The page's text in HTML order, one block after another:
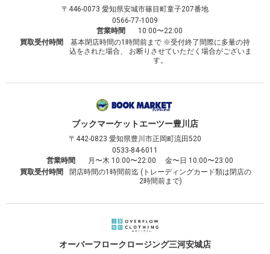
〒446-0073 愛知県安城市篠目町童子207番地
0566-77-1009
営業時間
10:00〜22:00
買取受付時間
基本閉店時間の1時間前まで ※受付終了間際に多量の持
込をされた場合、 お断りさせていただく場合がございま
す。
ブックマーケットエーツー豊川店
〒442-0823 愛知県豊川市正岡町流田520
0533-84-6011
営業時間
月〜木 10:00〜22:00 金〜日 10:00〜23:00
買取受付時間
閉店時間の1時間前迄 (トレーディングカード類は閉店の
2時間前まで)
オーバーフロークロージング三河安城店